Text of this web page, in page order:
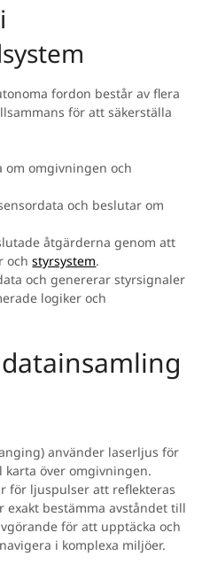
fordon består av flera
för att säkerställa
om omgivningen och
och beslutar om
åtgärderna genom att
ochstyrsystem.
och genererar styrsignaler
logiker och
använder laserljus för
över omgivningen.
för ljuspulser att reflekteras
bestämma avståndet till
för att upptäcka och
i komplexa miljöer.